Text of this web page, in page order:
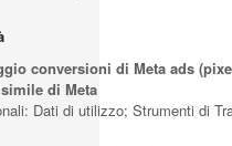
conversioni di Meta ads
di Meta
Dati di utilizzo; Strumenti di